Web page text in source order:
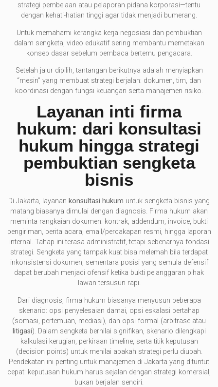
strategi pembelaan atau pelaporan pidana korporasi—tentu
dengan kehati-hatian tinggi agar tidak menjadi bumerang.
Untuk memahami kerangka kerja negosiasi dan pembuktian
dalam sengketa, video edukatif sering membantu memetakan
konsep dasar sebelum pembaca bertemu pengacara.
Setelah jalur dipilih, tantangan berikutnya adalah menyiapkan
“mesin” yang membuat strategi berjalan: dokumen, tim, dan
koordinasi dengan fungsi keuangan serta manajemen risiko.
Layanan inti firma
hukum: dari konsultasi
hukum hingga strategi
pembuktian sengketa
bisnis
Di Jakarta, layanan konsultasi hukum untuk sengketa bisnis yang
matang biasanya dimulai dengan diagnosis. Firma hukum akan
meminta rangkaian dokumen: kontrak, addendum, invoice, bukti
pengiriman, berita acara, email/percakapan resmi, hingga laporan
internal. Tahap ini terasa administratif, tetapi sebenarnya fondasi
strategi. Sengketa yang tampak kuat bisa melemah bila terdapat
inkonsistensi dokumen, sementara posisi yang semula defensif
dapat berubah menjadi ofensif ketika bukti pelanggaran pihak
lawan tersusun rapi.
Dari diagnosis, firma hukum biasanya menyusun beberapa
skenario: opsi penyelesaian damai, opsi eskalasi bertahap
(somasi, pertemuan, mediasi), dan opsi formal (arbitrase atau
litigasi). Dalam sengketa bernilai signifikan, skenario dilengkapi
kalkulasi kerugian, perkiraan timeline, serta titik keputusan
(decision points) untuk menilai apakah strategi perlu diubah.
Pendekatan ini penting untuk manajemen di Jakarta yang dituntut
cepat: keputusan hukum harus sejalan dengan strategi komersial,
bukan berjalan sendiri.